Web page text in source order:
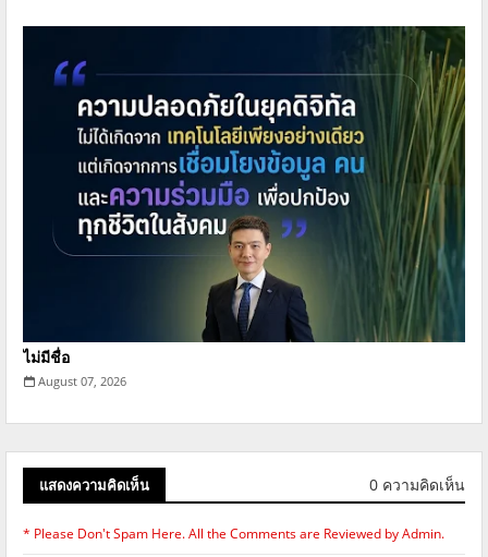
ไม่มีชื่อ
August 07, 2026
แสดงความคิดเห็น 0 ความคิดเห็น
* Please Don't Spam Here. All the Comments are Reviewed by Admin.